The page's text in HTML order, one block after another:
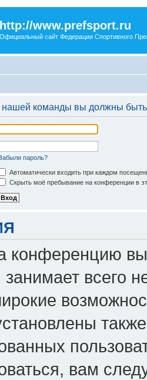
http://www.prefsport.ru
Официальный сайт Федерации Спортивного
нашей команды вы должны
пароль?
Автоматически входить при каждом
Скрыть моё пребывание на конференции в
конференцию
занимает всего
вам